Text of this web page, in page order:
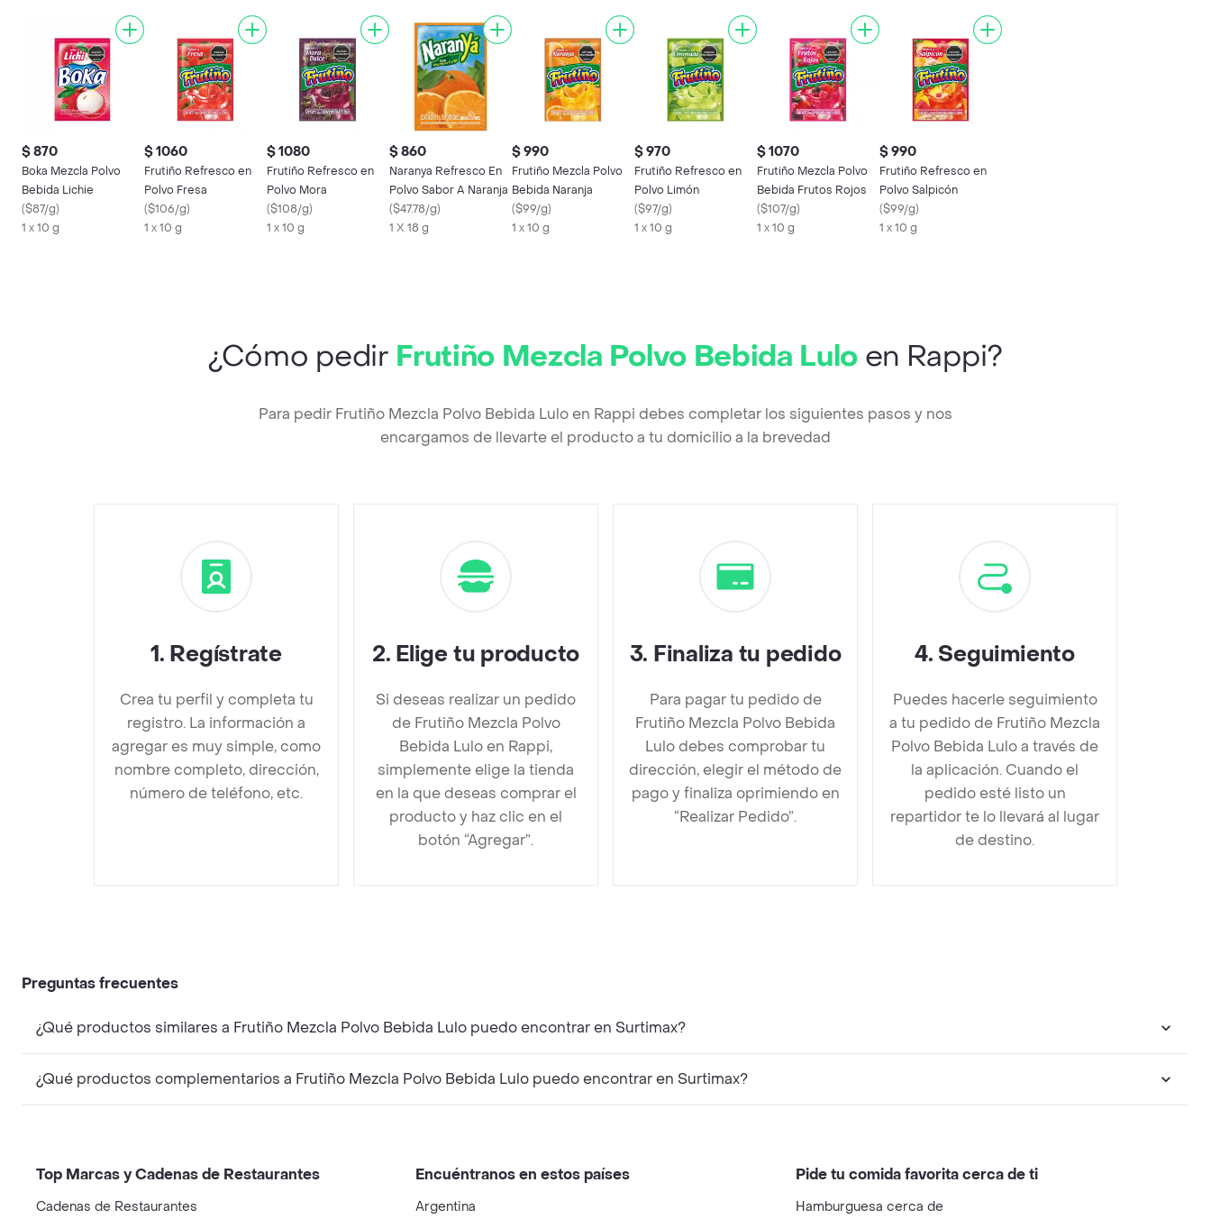
$ 870
Boka Mezcla Polvo
Bebida Lichie
($87/g)
1 x 10 g
$ 1060
Frutiño Refresco en
Polvo Fresa
($106/g)
1 x 10 g
$ 1080
Frutiño Refresco en
Polvo Mora
($108/g)
1 x 10 g
$ 860
Naranya Refresco En
Polvo Sabor A Naranja
($47.78/g)
1 X 18 g
$ 990
Frutiño Mezcla Polvo
Bebida Naranja
($99/g)
1 x 10 g
$ 970
Frutiño Refresco en
Polvo Limón
($97/g)
1 x 10 g
$ 1070
Frutiño Mezcla Polvo
Bebida Frutos Rojos
($107/g)
1 x 10 g
$ 990
Frutiño Refresco en
Polvo Salpicón
($99/g)
1 x 10 g
¿Cómo pedir Frutiño Mezcla Polvo Bebida Lulo en Rappi?
Para pedir Frutiño Mezcla Polvo Bebida Lulo en Rappi debes completar los siguientes pasos y nos
encargamos de llevarte el producto a tu domicilio a la brevedad
1. Regístrate
Crea tu perfil y completa tu
registro. La información a
agregar es muy simple, como
nombre completo, dirección,
número de teléfono, etc.
2. Elige tu producto
Si deseas realizar un pedido
de Frutiño Mezcla Polvo
Bebida Lulo en Rappi,
simplemente elige la tienda
en la que deseas comprar el
producto y haz clic en el
botón “Agregar”.
3. Finaliza tu pedido
Para pagar tu pedido de
Frutiño Mezcla Polvo Bebida
Lulo debes comprobar tu
dirección, elegir el método de
pago y finaliza oprimiendo en
“Realizar Pedido”.
4. Seguimiento
Puedes hacerle seguimiento
a tu pedido de Frutiño Mezcla
Polvo Bebida Lulo a través de
la aplicación. Cuando el
pedido esté listo un
repartidor te lo llevará al lugar
de destino.
Preguntas frecuentes
¿Qué productos similares a Frutiño Mezcla Polvo Bebida Lulo puedo encontrar en Surtimax?
¿Qué productos complementarios a Frutiño Mezcla Polvo Bebida Lulo puedo encontrar en Surtimax?
Top Marcas y Cadenas de Restaurantes
Cadenas de Restaurantes
Encuéntranos en estos países
Argentina
Pide tu comida favorita cerca de ti
Hamburguesa cerca de